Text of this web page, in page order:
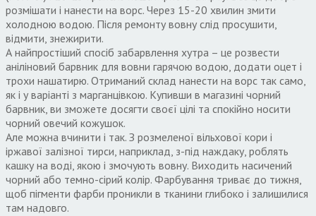
розмішати і нанести на ворс. Через 15-20 хвилин змити
холодною водою. Після ремонту вовну слід просушити,
відмити, знежирити.
А найпростіший спосіб забарвлення хутра – це розвести
аніліновий барвник для вовни гарячою водою, додати оцет і
трохи нашатирю. Отриманий склад нанести на ворс так само,
як і у варіанті з марганцівкою. Купивши в магазині чорний
барвник, ви зможете досягти своєї цілі та спокійно носити
чорний овечий кожушок.
Але можна вчинити і так. З розмеленої вільхової кори і
іржавої залізної тирси, наприклад, з-під наждаку, роблять
кашку на воді, якою і змочують вовну. Виходить насичений
чорний або темно-сірий колір. Фарбування триває до тижня,
щоб пігменти фарби проникли в тканини глибоко і залишилися
там надовго.